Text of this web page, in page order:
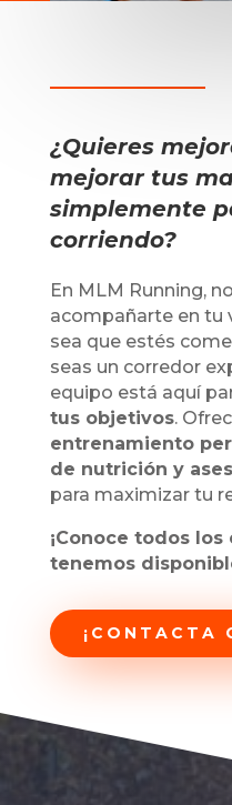
¿Quieres
mejorar tus
simplemente
corriendo?
En MLM Running,
acompañarte en tu
sea que estés
seas un corredor
equipo está aquí
tus objetivos.
entrenamiento
de nutrición y
para maximizar tu
¡Conoce todos
tenemos
¡CONTACTA